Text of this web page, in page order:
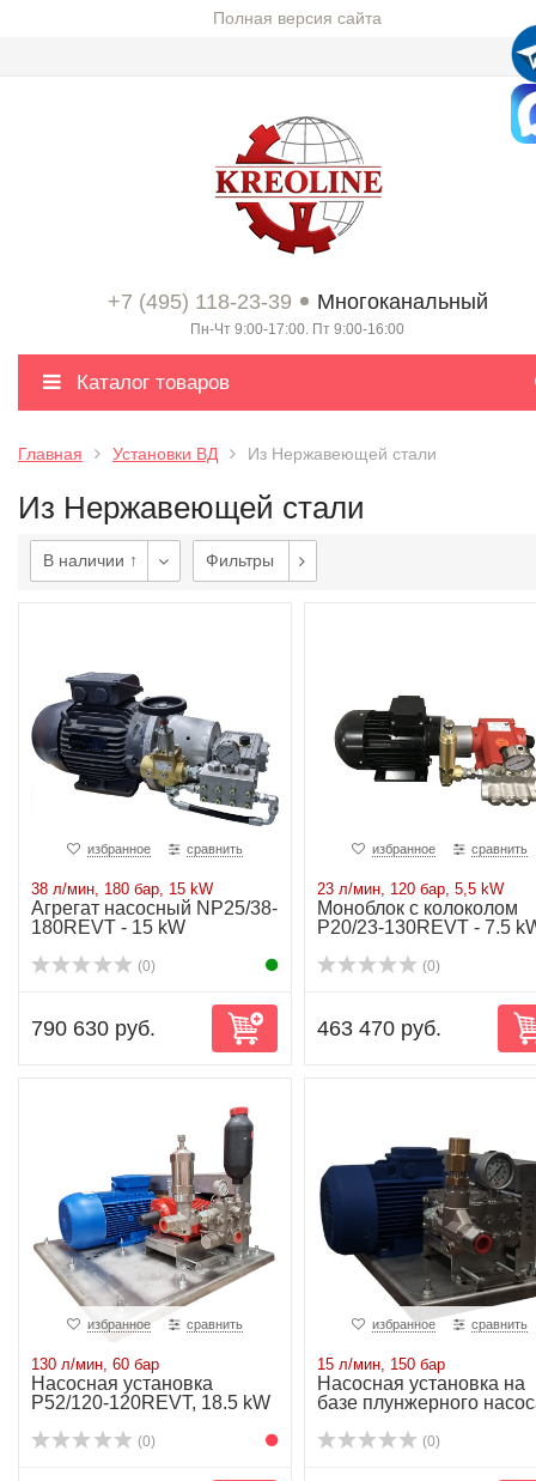
Полная версия сайта
+7 (495) 118-23-39 Многоканальный
Пн-Чт 9:00-17:00. Пт 9:00-16:00
Каталог товаров
Главная Установки ВД Из Нержавеющей стали
Из Нержавеющей стали
В наличии ↑ Фильтры
избранное сравнить
38 л/мин, 180 бар, 15 kW
Агрегат насосный NP25/38-
180REVT - 15 kW
(0)
790 630 руб.
избранное сравнить
23 л/мин, 120 бар, 5,5 kW
Моноблок с колоколом
P20/23-130REVT - 7.5
(0)
463 470 руб.
избранное сравнить
130 л/мин, 60 бар
Насосная установка
P52/120-120REVT, 18.5 kW
(0)
избранное сравнить
15 л/мин, 150 бар
Насосная установка на
базе плунжерного
(0)